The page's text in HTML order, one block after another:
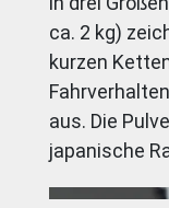
ca. 2 kg)
kurzen
aus. Die
japanische